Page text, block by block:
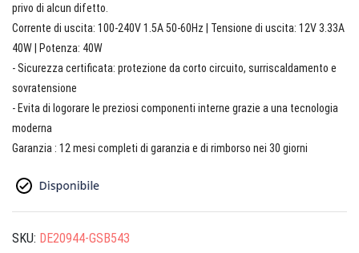
privo di alcun difetto.
Corrente di uscita: 100-240V 1.5A 50-60Hz | Tensione di uscita: 12V 3.33A
40W | Potenza: 40W
- Sicurezza certificata: protezione da corto circuito, surriscaldamento e
sovratensione
- Evita di logorare le preziosi componenti interne grazie a una tecnologia
moderna
Garanzia : 12 mesi completi di garanzia e di rimborso nei 30 giorni
SKU: DE20944-GSB543